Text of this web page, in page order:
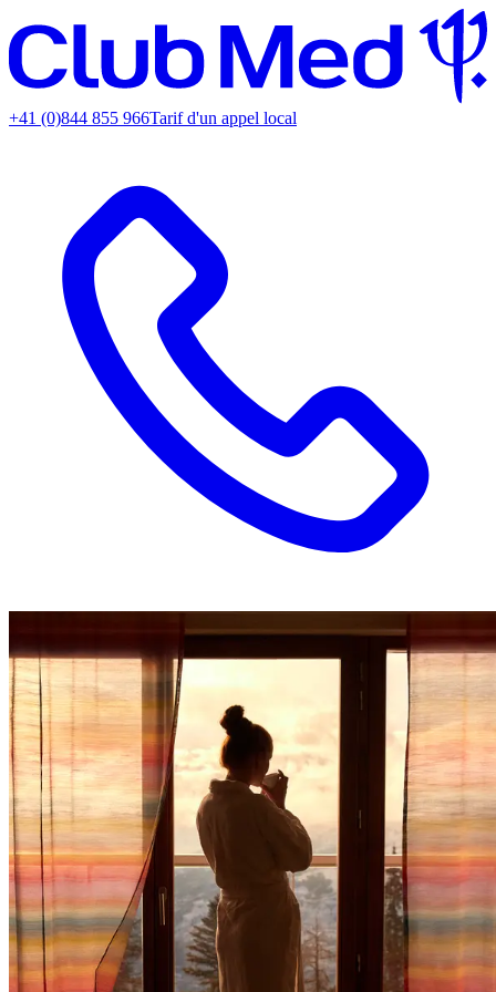
+41 (0)844 855 966Tarif d'un appel local